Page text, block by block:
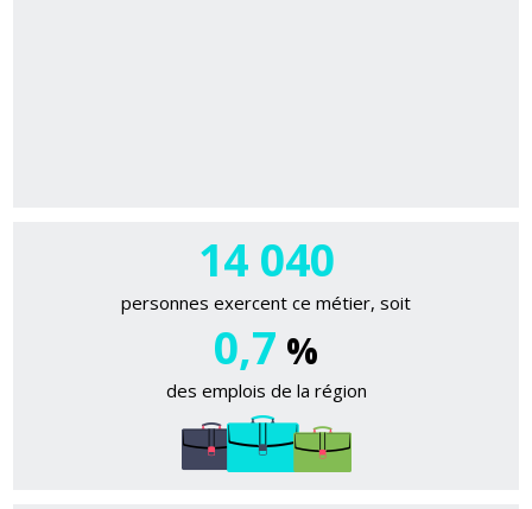
14 040
personnes exercent ce métier, soit
0,7 %
des emplois de la région